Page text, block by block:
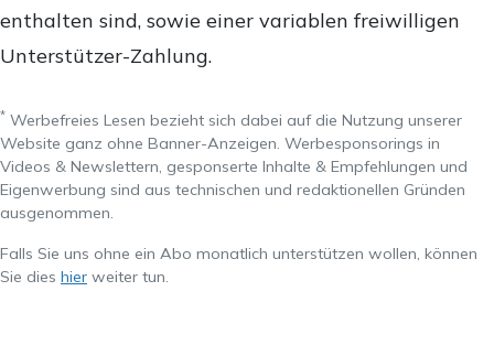
enthalten sind, sowie einer variablen freiwilligen
Unterstützer-Zahlung.
* Werbefreies Lesen bezieht sich dabei auf die Nutzung unserer
Website ganz ohne Banner-Anzeigen. Werbesponsorings in
Videos & Newslettern, gesponserte Inhalte & Empfehlungen und
Eigenwerbung sind aus technischen und redaktionellen Gründen
ausgenommen.
Falls Sie uns ohne ein Abo monatlich unterstützen wollen, können
Sie dies hier weiter tun.